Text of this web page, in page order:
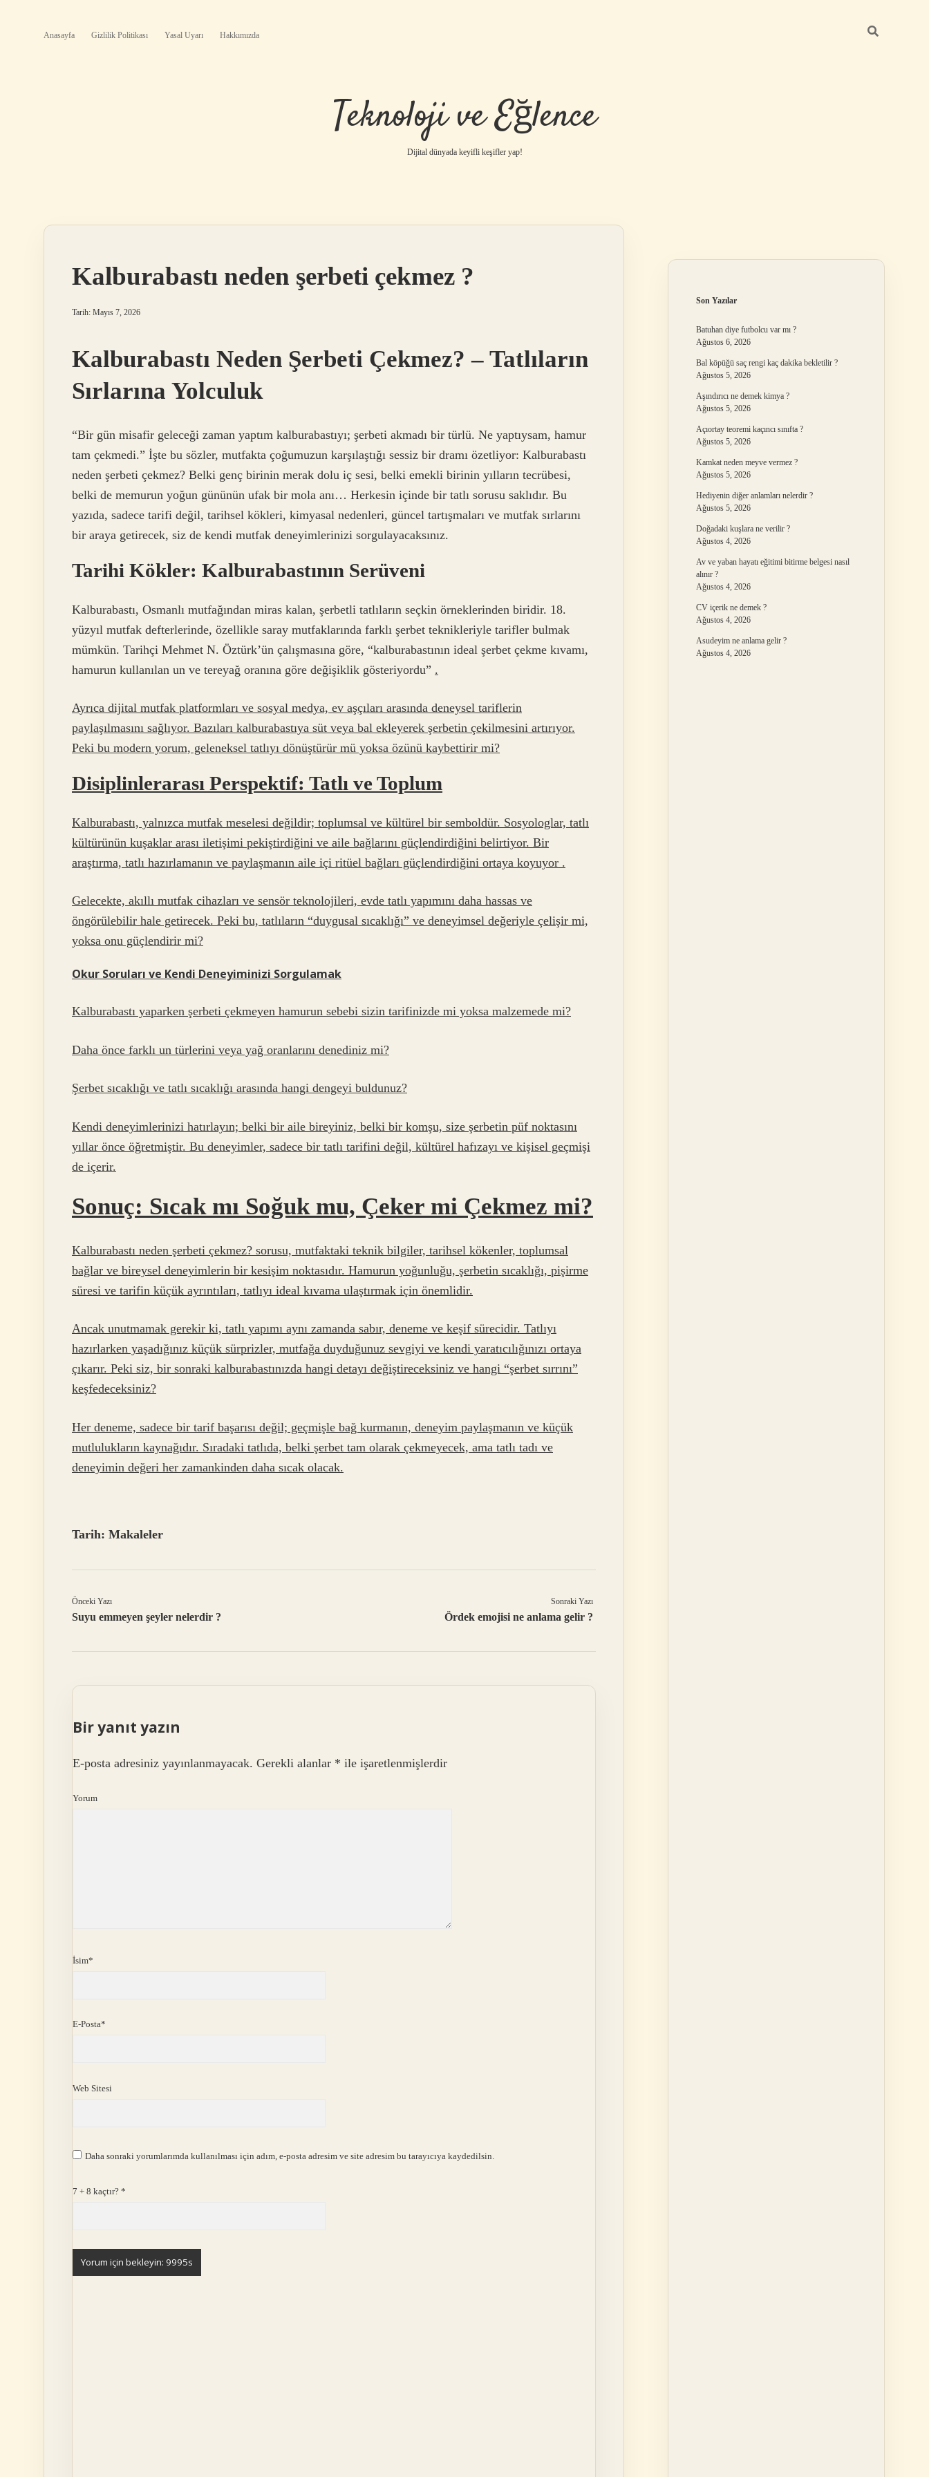
Anasayfa Gizlilik Politikası Yasal Uyarı Hakkımızda
Teknoloji ve Eğlence
Dijital dünyada keyifli keşifler yap!
Kalburabastı neden şerbeti çekmez ?
Tarih: Mayıs 7, 2026
Kalburabastı Neden Şerbeti Çekmez? – Tatlıların
Sırlarına Yolculuk
“Bir gün misafir geleceği zaman yaptım kalburabastıyı; şerbeti akmadı bir türlü. Ne yaptıysam, hamur
tam çekmedi.” İşte bu sözler, mutfakta çoğumuzun karşılaştığı sessiz bir dramı özetliyor: Kalburabastı
neden şerbeti çekmez? Belki genç birinin merak dolu iç sesi, belki emekli birinin yılların tecrübesi,
belki de memurun yoğun gününün ufak bir mola anı… Herkesin içinde bir tatlı sorusu saklıdır. Bu
yazıda, sadece tarifi değil, tarihsel kökleri, kimyasal nedenleri, güncel tartışmaları ve mutfak sırlarını
bir araya getirecek, siz de kendi mutfak deneyimlerinizi sorgulayacaksınız.
Tarihi Kökler: Kalburabastının Serüveni
Kalburabastı, Osmanlı mutfağından miras kalan, şerbetli tatlıların seçkin örneklerinden biridir. 18.
yüzyıl mutfak defterlerinde, özellikle saray mutfaklarında farklı şerbet teknikleriyle tarifler bulmak
mümkün. Tarihçi Mehmet N. Öztürk’ün çalışmasına göre, “kalburabastının ideal şerbet çekme kıvamı,
hamurun kullanılan un ve tereyağ oranına göre değişiklik gösteriyordu” .
Ayrıca dijital mutfak platformları ve sosyal medya, ev aşçıları arasında deneysel tariflerin
paylaşılmasını sağlıyor. Bazıları kalburabastıya süt veya bal ekleyerek şerbetin çekilmesini artırıyor.
Peki bu modern yorum, geleneksel tatlıyı dönüştürür mü yoksa özünü kaybettirir mi?
Disiplinlerarası Perspektif: Tatlı ve Toplum
Kalburabastı, yalnızca mutfak meselesi değildir; toplumsal ve kültürel bir semboldür. Sosyologlar, tatlı
kültürünün kuşaklar arası iletişimi pekiştirdiğini ve aile bağlarını güçlendirdiğini belirtiyor. Bir
araştırma, tatlı hazırlamanın ve paylaşmanın aile içi ritüel bağları güçlendirdiğini ortaya koyuyor .
Gelecekte, akıllı mutfak cihazları ve sensör teknolojileri, evde tatlı yapımını daha hassas ve
öngörülebilir hale getirecek. Peki bu, tatlıların “duygusal sıcaklığı” ve deneyimsel değeriyle çelişir mi,
yoksa onu güçlendirir mi?
Okur Soruları ve Kendi Deneyiminizi Sorgulamak
Kalburabastı yaparken şerbeti çekmeyen hamurun sebebi sizin tarifinizde mi yoksa malzemede mi?
Daha önce farklı un türlerini veya yağ oranlarını denediniz mi?
Şerbet sıcaklığı ve tatlı sıcaklığı arasında hangi dengeyi buldunuz?
Kendi deneyimlerinizi hatırlayın; belki bir aile bireyiniz, belki bir komşu, size şerbetin püf noktasını
yıllar önce öğretmiştir. Bu deneyimler, sadece bir tatlı tarifini değil, kültürel hafızayı ve kişisel geçmişi
de içerir.
Sonuç: Sıcak mı Soğuk mu, Çeker mi Çekmez mi?
Kalburabastı neden şerbeti çekmez? sorusu, mutfaktaki teknik bilgiler, tarihsel kökenler, toplumsal
bağlar ve bireysel deneyimlerin bir kesişim noktasıdır. Hamurun yoğunluğu, şerbetin sıcaklığı, pişirme
süresi ve tarifin küçük ayrıntıları, tatlıyı ideal kıvama ulaştırmak için önemlidir.
Ancak unutmamak gerekir ki, tatlı yapımı aynı zamanda sabır, deneme ve keşif sürecidir. Tatlıyı
hazırlarken yaşadığınız küçük sürprizler, mutfağa duyduğunuz sevgiyi ve kendi yaratıcılığınızı ortaya
çıkarır. Peki siz, bir sonraki kalburabastınızda hangi detayı değiştireceksiniz ve hangi “şerbet sırrını”
keşfedeceksiniz?
Her deneme, sadece bir tarif başarısı değil; geçmişle bağ kurmanın, deneyim paylaşmanın ve küçük
mutlulukların kaynağıdır. Sıradaki tatlıda, belki şerbet tam olarak çekmeyecek, ama tatlı tadı ve
deneyimin değeri her zamankinden daha sıcak olacak.
Tarih: Makaleler
Önceki Yazı
Suyu emmeyen şeyler nelerdir ?
Sonraki Yazı
Ördek emojisi ne anlama gelir ?
Bir yanıt yazın
E-posta adresiniz yayınlanmayacak. Gerekli alanlar * ile işaretlenmişlerdir
Yorum
İsim*
E-Posta*
Web Sitesi
Daha sonraki yorumlarımda kullanılması için adım, e-posta adresim ve site adresim bu tarayıcıya kaydedilsin.
7 + 8 kaçtır? *
Son Yazılar
Batuhan diye futbolcu var mı ?
Ağustos 6, 2026
Bal köpüğü saç rengi kaç dakika bekletilir ?
Ağustos 5, 2026
Aşındırıcı ne demek kimya ?
Ağustos 5, 2026
Açıortay teoremi kaçıncı sınıfta ?
Ağustos 5, 2026
Kamkat neden meyve vermez ?
Ağustos 5, 2026
Hediyenin diğer anlamları nelerdir ?
Ağustos 5, 2026
Doğadaki kuşlara ne verilir ?
Ağustos 4, 2026
Av ve yaban hayatı eğitimi bitirme belgesi nasıl
alınır ?
Ağustos 4, 2026
CV içerik ne demek ?
Ağustos 4, 2026
Asudeyim ne anlama gelir ?
Ağustos 4, 2026